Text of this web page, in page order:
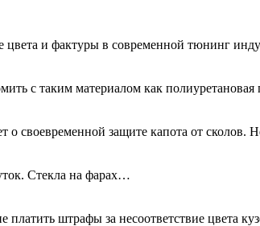
и фактуры в современной тюнинг
с таким материалом как
о своевременной защите капота от
Стекла на фарах…
штрафы за несоответствие цвета